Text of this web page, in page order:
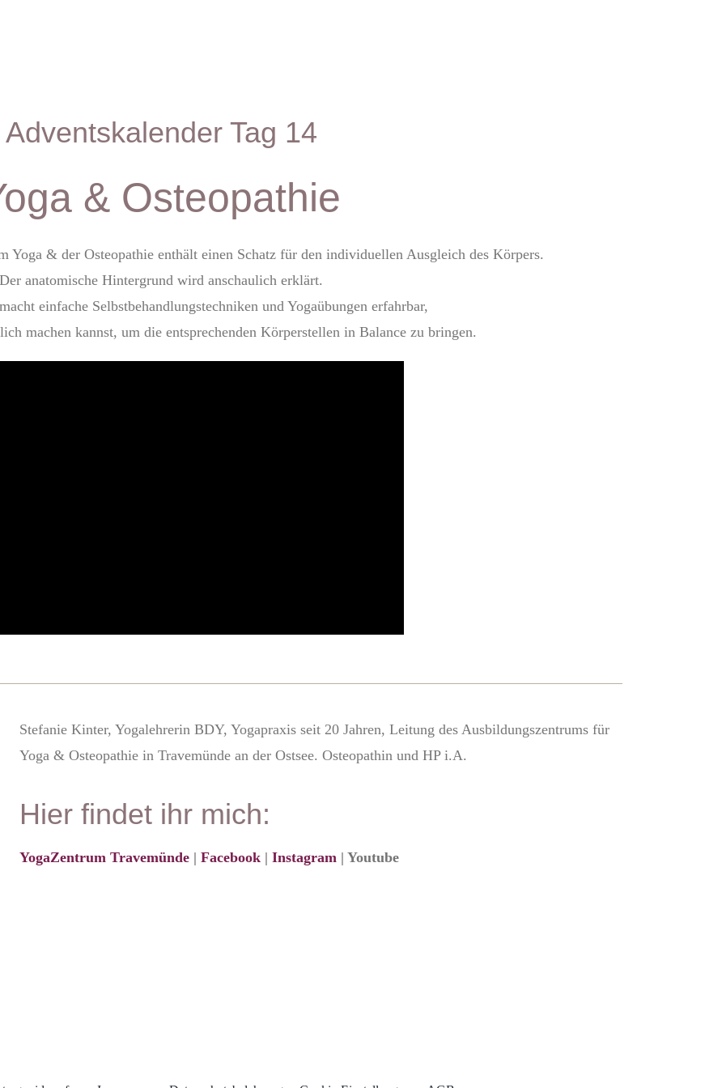
Adventskalender Tag 14
& Osteopathie
Yoga & der Osteopathie enthält einen Schatz für den individuellen Ausgleich des Körpers.
Der anatomische Hintergrund wird anschaulich erklärt.
einfache Selbstbehandlungstechniken und Yogaübungen erfahrbar,
machen kannst, um die entsprechenden Körperstellen in Balance zu bringen.
Stefanie Kinter, Yogalehrerin BDY, Yogapraxis seit 20 Jahren, Leitung des Ausbildungszentrums für
Yoga & Osteopathie in Travemünde an der Ostsee. Osteopathin und HP i.A.
Hier findet ihr mich:
YogaZentrum Travemünde |Facebook |Instagram | Youtube